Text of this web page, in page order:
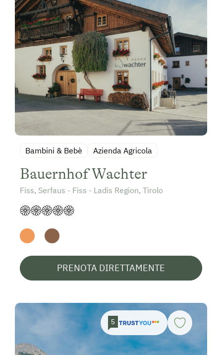
Bambini & Bebè Azienda Agricola
Bauernhof Wachter
Fiss, Serfaus - Fiss - Ladis Region, Tirolo
PRENOTA DIRETTAMENTE
5